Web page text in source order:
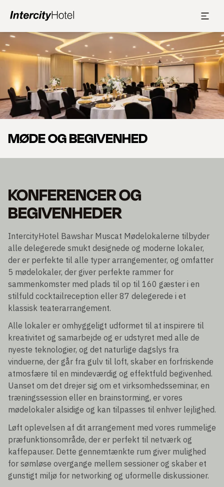
Slide 1 af 0
MØDE OG BEGIVENHED
KONFERENCER OG
BEGIVENHEDER
IntercityHotel Bawshar Muscat Mødelokalerne tilbyder
alle delegerede smukt designede og moderne lokaler,
der er perfekte til alle typer arrangementer, og omfatter
5 mødelokaler, der giver perfekte rammer for
sammenkomster med plads til op til 160 gæster i en
stilfuld cocktailreception eller 87 delegerede i et
klassisk teaterarrangement.
Alle lokaler er omhyggeligt udformet til at inspirere til
kreativitet og samarbejde og er udstyret med alle de
nyeste teknologier, og det naturlige dagslys fra
vinduerne, der går fra gulv til loft, skaber en forfriskende
atmosfære til en mindeværdig og effektfuld begivenhed.
Uanset om det drejer sig om et virksomhedsseminar, en
træningssession eller en brainstorming, er vores
mødelokaler alsidige og kan tilpasses til enhver lejlighed.
Løft oplevelsen af dit arrangement med vores rummelige
præfunktionsområde, der er perfekt til netværk og
kaffepauser. Dette gennemtænkte rum giver mulighed
for sømløse overgange mellem sessioner og skaber et
gunstigt miljø for networking og uformelle diskussioner.